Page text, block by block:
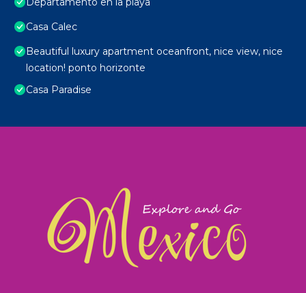
Casa Calec
Beautiful luxury apartment oceanfront, nice view, nice
location! ponto horizonte
Casa Paradise